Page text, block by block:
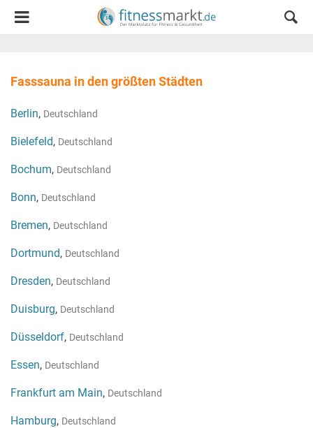
Fasssauna in den größten Städten
Berlin, Deutschland
Bielefeld, Deutschland
Bochum, Deutschland
Bonn, Deutschland
Bremen, Deutschland
Dortmund, Deutschland
Dresden, Deutschland
Duisburg, Deutschland
Düsseldorf, Deutschland
Essen, Deutschland
Frankfurt am Main, Deutschland
Hamburg, Deutschland